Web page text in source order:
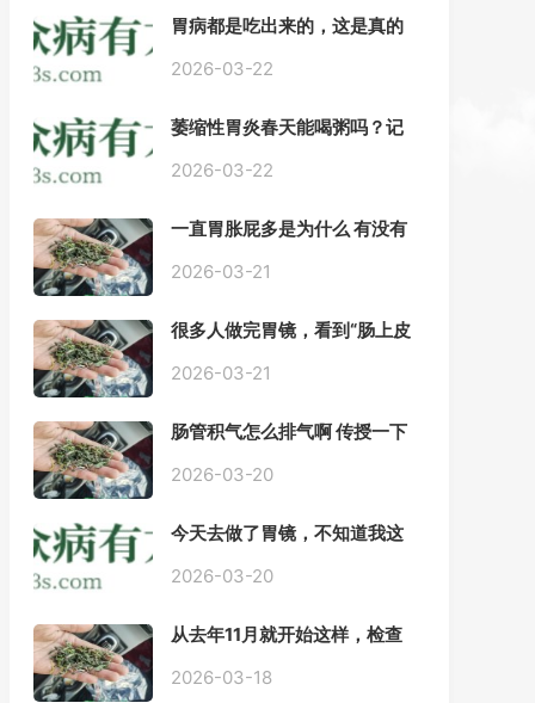
胃病都是吃出来的，这是真的
2026-03-22
萎缩性胃炎春天能喝粥吗？记
2026-03-22
一直胃胀屁多是为什么 有没有
2026-03-21
很多人做完胃镜，看到“肠上皮
己上网查又吓睡不着，到底严
2026-03-21
肠管积气怎么排气啊 传授一下
2026-03-20
今天去做了胃镜，不知道我这
2026-03-20
从去年11月就开始这样，检查
是轻微的胃炎，胃不疼，但是
2026-03-18